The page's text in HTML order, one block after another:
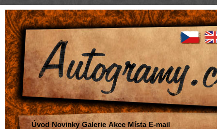
Úvod Novinky Galerie Akce Místa E-mail